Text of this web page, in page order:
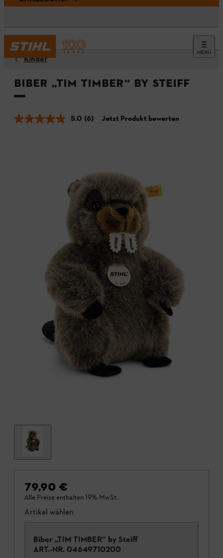
MENÜ
Kinder
Biber „TIM TIMBER“ by Steiff
5.0 (6) Jetzt Produkt bewerten
79,90 €
Alle Preise enthalten 19% MwSt.
Artikel wählen
Biber „TIM TIMBER“ by Steiff
ART.-NR. 04649710200